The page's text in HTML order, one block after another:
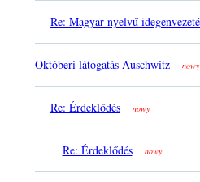
Re: Magyar nyelvű
Októberi látogatás Auschwitz nowy
Re: Érdeklődés nowy
Re: Érdeklődés nowy